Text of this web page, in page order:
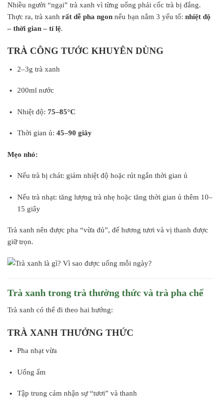
Nhiều người “ngại” trà xanh vì từng uống phải cốc trà bị đắng.
Thực ra, trà xanh rất dễ pha ngon nếu bạn nắm 3 yếu tố: nhiệt độ
– thời gian – tỉ lệ.
TRÀ CÔNG TƯỚC KHUYÊN DÙNG
2–3g trà xanh
200ml nước
Nhiệt độ: 75–85°C
Thời gian ủ: 45–90 giây
Mẹo nhỏ:
Nếu trà bị chát: giảm nhiệt độ hoặc rút ngắn thời gian ủ
Nếu trà nhạt: tăng lượng trà nhẹ hoặc tăng thời gian ủ thêm 10–
15 giây
Trà xanh nên được pha “vừa đủ”, để hương tươi và vị thanh được
giữ trọn.
Trà xanh trong trà thưởng thức và trà pha chế
Trà xanh có thể đi theo hai hướng:
TRÀ XANH THƯỞNG THỨC
Pha nhạt vừa
Uống ấm
Tập trung cảm nhận sự “tươi” và thanh